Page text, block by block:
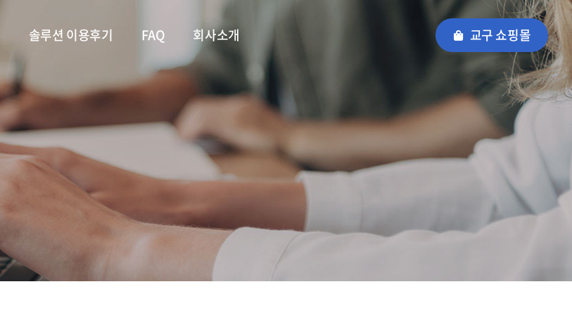
솔루션 이용후기 FAQ 회사소개 교구 쇼핑몰